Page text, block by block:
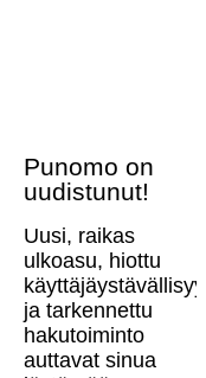
Punomo on
uudistunut!
Uusi, raikas
ulkoasu, hiottu
ja tarkennettu
hakutoiminto
auttavat sinua